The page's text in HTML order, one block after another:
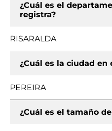
¿Cuál es el
registra?
RISARALDA
¿Cuál es la ciudad en
PEREIRA
¿Cuál es el tamaño